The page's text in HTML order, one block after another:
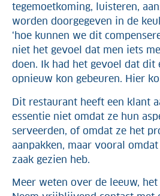
tegemoetkoming, luisteren,
worden doorgegeven in de
‘hoe kunnen we dit
niet het gevoel dat men iets
doen. Ik had het gevoel dat dit
opnieuw kon gebeuren. Hier
Dit restaurant heeft een klant
essentie niet omdat ze hun
serveerden, of omdat ze het
aanpakken, maar vooral omdat
zaak gezien heb.
Meer weten over de leeuw,